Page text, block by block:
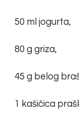
50 ml jogurta,
80 g griza,
45 g belog
1 kašičica